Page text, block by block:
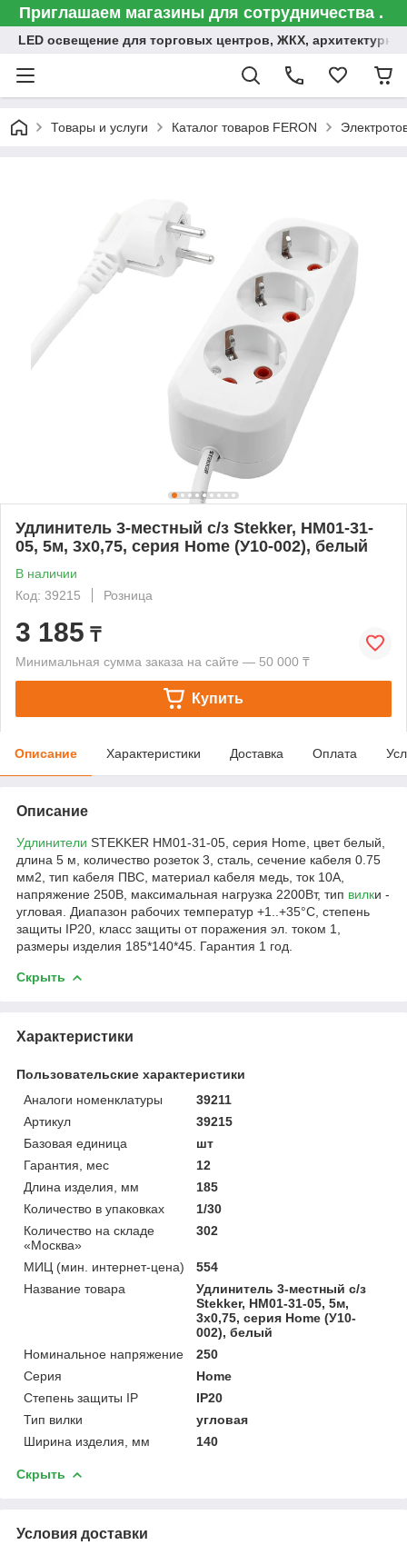
Приглашаем магазины для сотрудничества .
LED освещение для торговых центров, ЖКХ,
Товары и услуги Каталог товаров FERON
Удлинитель 3-местный с/з Stekker, HM01-31-
05, 5м, 3x0,75, серия Home (У10-002), белый
В наличии
Код: 39215
Розница
3 185 ₸
Минимальная сумма заказа на сайте — 50 000 ₸
Купить
Описание Характеристики Доставка Оплата
Описание
Удлинители STEKKER HM01-31-05, серия Home, цвет белый,
длина 5 м, количество розеток 3, сталь, сечение кабеля 0.75
мм2, тип кабеля ПВС, материал кабеля медь, ток 10А,
напряжение 250В, максимальная нагрузка 2200Вт, тип вилки -
угловая. Диапазон рабочих температур +1..+35°C, степень
защиты IP20, класс защиты от поражения эл. током 1,
размеры изделия 185*140*45. Гарантия 1 год.
Скрыть
Характеристики
Пользовательские характеристики
Аналоги номенклатуры
39211
Артикул
39215
Базовая единица
шт
Гарантия, мес
12
Длина изделия, мм
185
Количество в упаковках
1/30
Количество на складе
«Москва»
302
МИЦ (мин. интернет-цена)
554
Название товара
Удлинитель 3-местный с/з
Stekker, HM01-31-05, 5м,
3x0,75, серия Home (У10-
002), белый
Номинальное напряжение
250
Серия
Home
Степень защиты IP
IP20
Тип вилки
угловая
Ширина изделия, мм
140
Скрыть
Условия доставки